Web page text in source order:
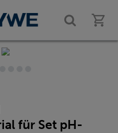
für Set pH-